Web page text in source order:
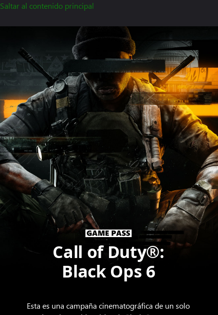
Saltar al contenido principal
Call of Duty®:
Black Ops 6
Esta es una campaña cinematográfica de un solo